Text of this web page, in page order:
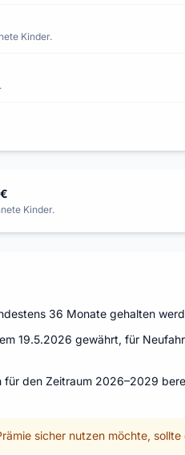
Kinder.
Kinder.
36 Monate gehalten
19.5.2026 gewährt, für
für den Zeitraum 2026–2029
sicher nutzen möchte,